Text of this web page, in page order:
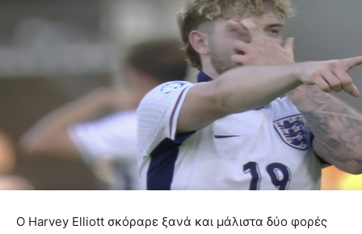
Ο Harvey Elliott σκόραρε ξανά και μάλιστα δύο φορές